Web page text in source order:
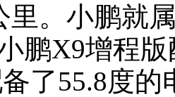
里。小鹏就
鹏X9增程
了55.8度